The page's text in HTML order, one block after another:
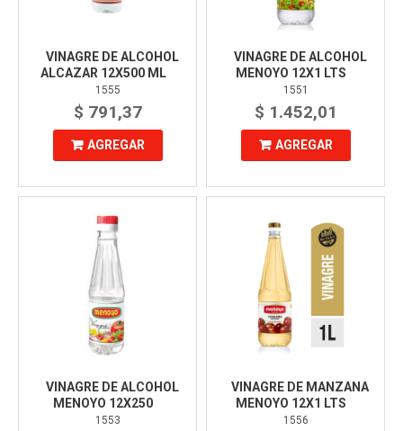
VINAGRE DE ALCOHOL
ALCAZAR 12X500 ML
1555
$ 791,37
AGREGAR
VINAGRE DE ALCOHOL
MENOYO 12X1 LTS
1551
$ 1.452,01
AGREGAR
VINAGRE DE ALCOHOL
MENOYO 12X250
1553
VINAGRE DE MANZANA
MENOYO 12X1 LTS
1556